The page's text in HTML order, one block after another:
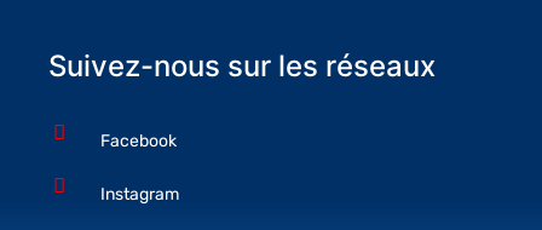
Suivez-nous sur les réseaux
Facebook
Instagram